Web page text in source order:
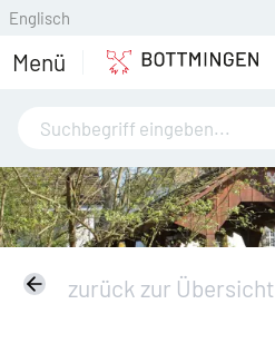
Englisch
Menü
zurück zur Übersicht